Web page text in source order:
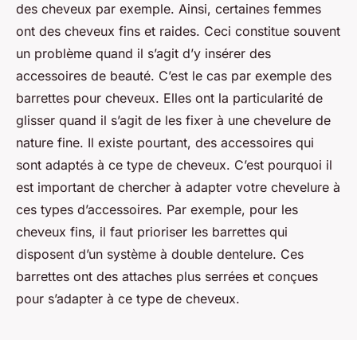
des cheveux par exemple. Ainsi, certaines femmes
ont des cheveux fins et raides. Ceci constitue souvent
un problème quand il s’agit d’y insérer des
accessoires de beauté. C’est le cas par exemple des
barrettes pour cheveux. Elles ont la particularité de
glisser quand il s’agit de les fixer à une chevelure de
nature fine. Il existe pourtant, des accessoires qui
sont adaptés à ce type de cheveux. C’est pourquoi il
est important de chercher à adapter votre chevelure à
ces types d’accessoires. Par exemple, pour les
cheveux fins, il faut prioriser les barrettes qui
disposent d’un système à double dentelure. Ces
barrettes ont des attaches plus serrées et conçues
pour s’adapter à ce type de cheveux.